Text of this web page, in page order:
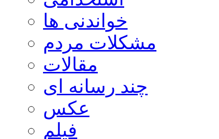
خواندنی ها
مشکلات مردم
مقالات
چند رسانه ای
عکس
فیلم